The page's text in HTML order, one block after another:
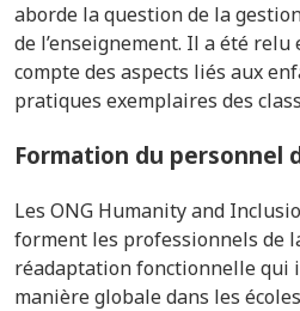
aborde la question de la
de l’enseignement. Il a été relu
compte des aspects liés aux
pratiques exemplaires des
Formation du personnel
Les ONG Humanity and
forment les professionnels de
réadaptation fonctionnelle qui
manière globale dans les